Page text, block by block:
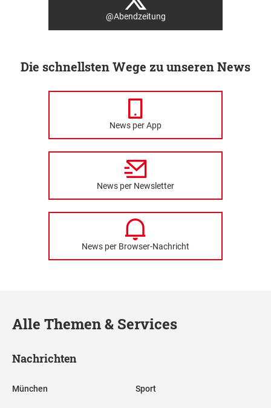
@Abendzeitung
Die schnellsten Wege zu unseren News
News per App
News per Newsletter
News per Browser-Nachricht
Alle Themen & Services
Nachrichten
München Sport